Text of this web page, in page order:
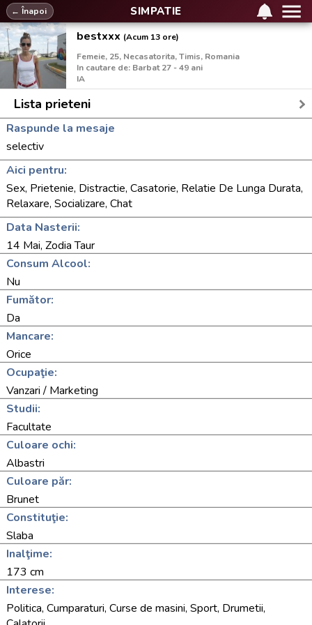
SIMPATIE
← Înapoi
bestxxx (Acum 13 ore)
Femeie, 25, Necasatorita, Timis, Romania
In cautare de: Barbat 27 - 49 ani
IA
Lista prieteni
Raspunde la mesaje
selectiv
Aici pentru:
Sex, Prietenie, Distractie, Casatorie, Relatie De Lunga Durata,
Relaxare, Socializare, Chat
Data Nasterii:
14 Mai, Zodia Taur
Consum Alcool:
Nu
Fumător:
Da
Mancare:
Orice
Ocupaţie:
Vanzari / Marketing
Studii:
Facultate
Culoare ochi:
Albastri
Culoare păr:
Brunet
Constituţie:
Slaba
Inalţime:
173 cm
Interese:
Politica, Cumparaturi, Curse de masini, Sport, Drumetii,